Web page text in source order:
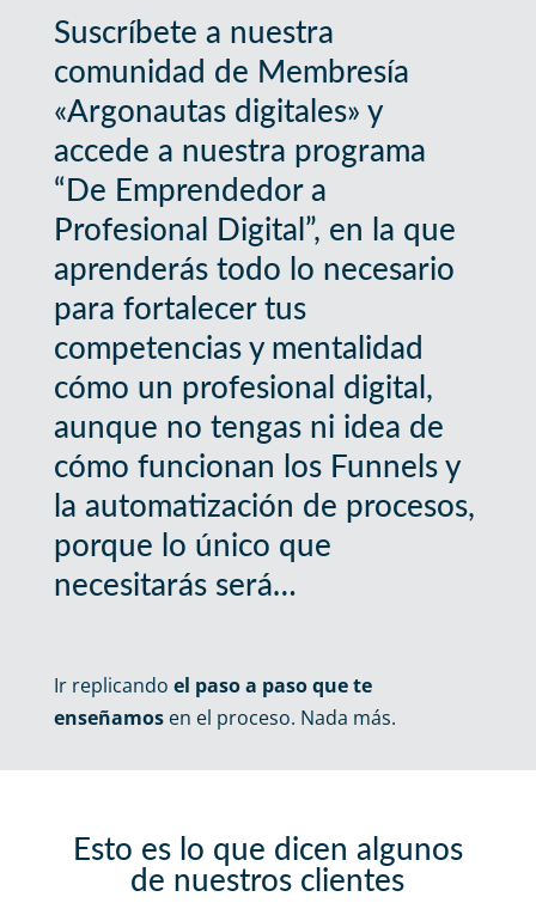
Suscríbete a nuestra
comunidad de Membresía
«Argonautas digitales» y
accede a nuestra programa
“De Emprendedor a
Profesional Digital”, en la que
aprenderás todo lo necesario
para fortalecer tus
competencias y mentalidad
cómo un profesional digital,
aunque no tengas ni idea de
cómo funcionan los Funnels y
la automatización de procesos,
porque lo único que
necesitarás será…
Ir replicando el paso a paso que te
enseñamosen el proceso. Nada más.
Esto es lo que dicen algunos
de nuestros clientes